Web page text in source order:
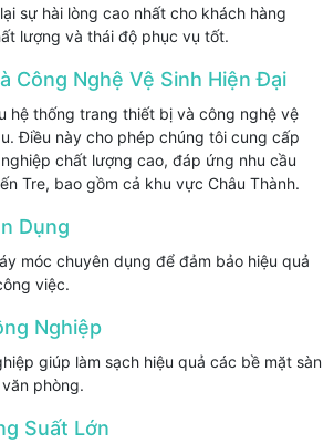
sự hài lòng cao nhất cho khách hàng
lượng và thái độ phục vụ tốt.
Công Nghệ Vệ Sinh Hiện Đại
hệ thống trang thiết bị và công nghệ vệ
Điều này cho phép chúng tôi cung cấp
chất lượng cao, đáp ứng nhu cầu
Tre, bao gồm cả khu vực Châu Thành.
Dụng
móc chuyên dụng để đảm bảo hiệu quả
việc.
Nghiệp
giúp làm sạch hiệu quả các bề mặt sàn
phòng.
Suất Lớn